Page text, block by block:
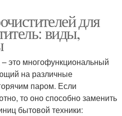
для
виды,
это многофункциональный
на различные
паром. Если
то оно способно заменить
бытовой техники: